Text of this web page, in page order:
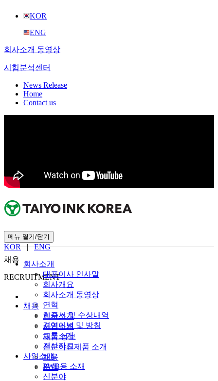
KOR
ENG
회사소개 동영상
시험분석센터
News Release
Home
Contact us
메뉴 열기/닫기
KOR | ENG
회사소개
대표이사 인사말
회사개요
회사소개 동영상
연혁
인증서 및 수상내역
경영이념 및 방침
그룹소개
결산자료
사업소개
PWB용 소재
신분야
채용
RECRUITMENT
채용
회사소개
사업소개
제품 정보
신분야신제품 소개
채용
문의